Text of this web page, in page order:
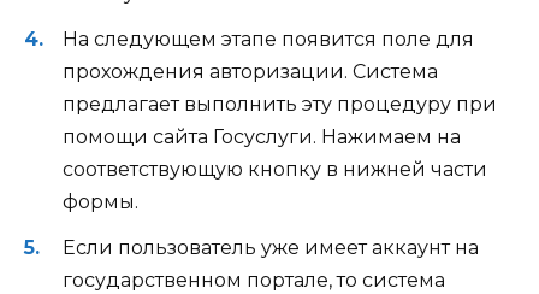
На следующем этапе появится поле для
прохождения авторизации. Система
предлагает выполнить эту процедуру при
помощи сайта Госуслуги. Нажимаем на
соответствующую кнопку в нижней части
формы.
Если пользователь уже имеет аккаунт на
государственном портале, то система